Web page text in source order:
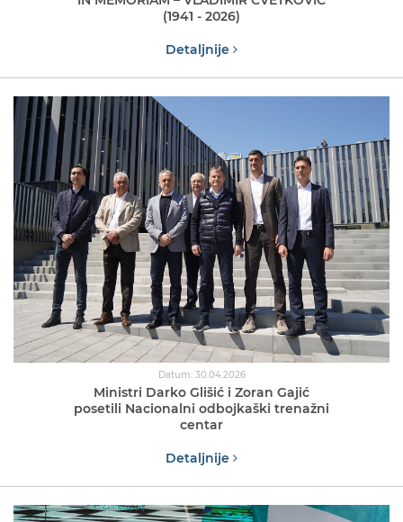
(1941 - 2026)
Detaljnije
Datum: 30.04.2026
Ministri Darko Glišić i Zoran Gajić
posetili Nacionalni odbojkaški trenažni
centar
Detaljnije